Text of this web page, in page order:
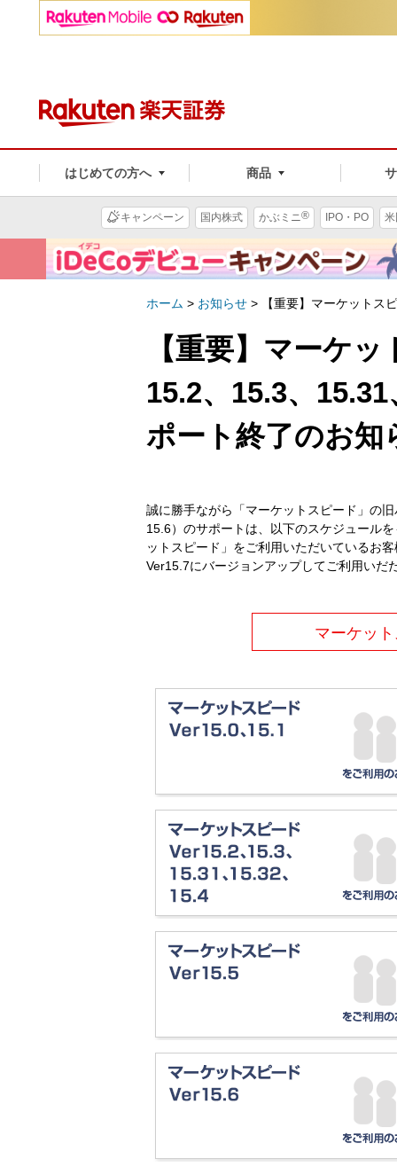
はじめての方へ 商品
キャンペーン 国内株式 かぶミニ® IPO・PO
ホーム > お知らせ > 【重要】マーケット
【重要】マーケ
15.2、15.3、
ポート終了のお知
誠に勝手ながら「マーケットスピード」の
15.6）のサポートは、以下のスケジュール
ットスピード」をご利用いただいているお
Ver15.7にバージョンアップしてご利用いだ
マーケッ